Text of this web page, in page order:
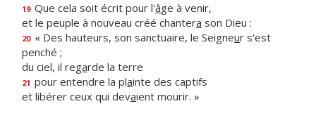
19 Que cela soit écrit pour l'âge à venir,
et le peuple à nouveau créé chantera son Dieu :
20 « Des hauteurs, son sanctuaire, le Seigneur s'est
penché ;
du ciel, il regarde la terre
21 pour entendre la plainte des captifs
et libérer ceux qui devaient mourir. »